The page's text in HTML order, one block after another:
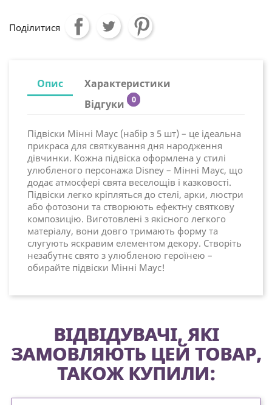
Поділитися
Опис
Характеристики
Відгуки
0
Підвіски Мінні Маус (набір з 5 шт) – це ідеальна
прикраса для святкування дня народження
дівчинки. Кожна підвіска оформлена у стилі
улюбленого персонажа Disney – Мінні Маус, що
додає атмосфері свята веселощів і казковості.
Підвіски легко кріпляться до стелі, арки, люстри
або фотозони та створюють ефектну святкову
композицію. Виготовлені з якісного легкого
матеріалу, вони довго тримають форму та
слугують яскравим елементом декору. Створіть
незабутнє свято з улюбленою героїнею –
обирайте підвіски Мінні Маус!
ВІДВІДУВАЧІ, ЯКІ
ЗАМОВЛЯЮТЬ ЦЕЙ ТОВАР,
ТАКОЖ КУПИЛИ: